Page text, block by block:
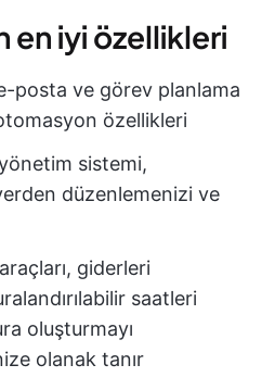
en iyi özellikleri
posta ve görev planlama
özellikleri
sistemi,
düzenlemenizi ve
giderleri
saatleri
oluşturmayı
olanak tanır